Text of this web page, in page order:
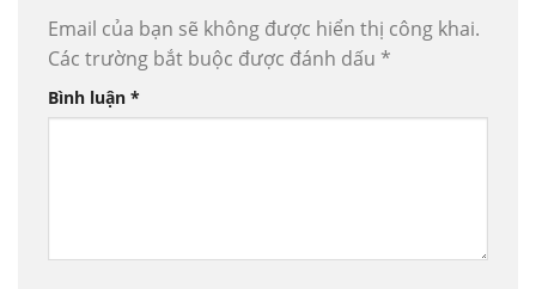
Email của bạn sẽ không được hiển thị công khai.
Các trường bắt buộc được đánh dấu *
Bình luận *